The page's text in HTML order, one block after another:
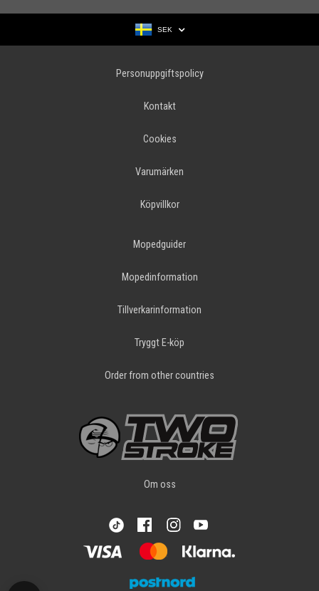
SEK
Personuppgiftspolicy
Kontakt
Cookies
Varumärken
Köpvillkor
Mopedguider
Mopedinformation
Tillverkarinformation
Tryggt E-köp
Order from other countries
Om oss